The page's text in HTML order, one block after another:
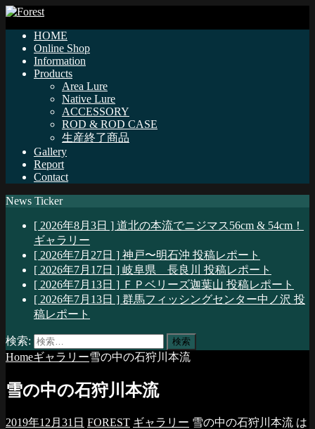
HOME
Online Shop
Information
Products
Area Lure
Native Lure
ACCESSORY
ROD & ROD CASE
生産終了商品
Gallery
Report
Contact
News Ticker
[ 2026年8月3日 ] 道北の本流でニジマス56cm & 54cm！
ギャラリー
[ 2026年7月27日 ] 神戸〜明石沖 投稿レポート
[ 2026年7月17日 ] 岐阜県 長良川 投稿レポート
[ 2026年7月13日 ] ＦＰベリーズ迦葉山 投稿レポート
[ 2026年7月13日 ] 群馬フィッシングセンター中ノ沢 投
稿レポート
検索:
Homeギャラリー雪の中の石狩川本流
雪の中の石狩川本流
2019年12月31日 FOREST ギャラリー 雪の中の石狩川本流 は